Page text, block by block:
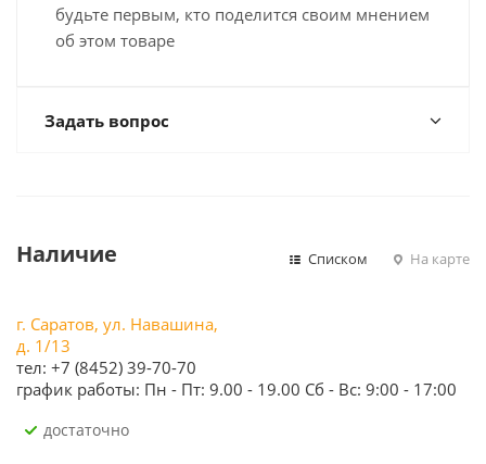
будьте первым, кто поделится своим мнением
об этом товаре
Задать вопрос
Наличие Списком На карте
г. Саратов, ул. Навашина,
д. 1/13
тел: +7 (8452) 39-70-70
график работы: Пн - Пт: 9.00 - 19.00 Сб - Вс: 9:00 - 17:00
Достаточно